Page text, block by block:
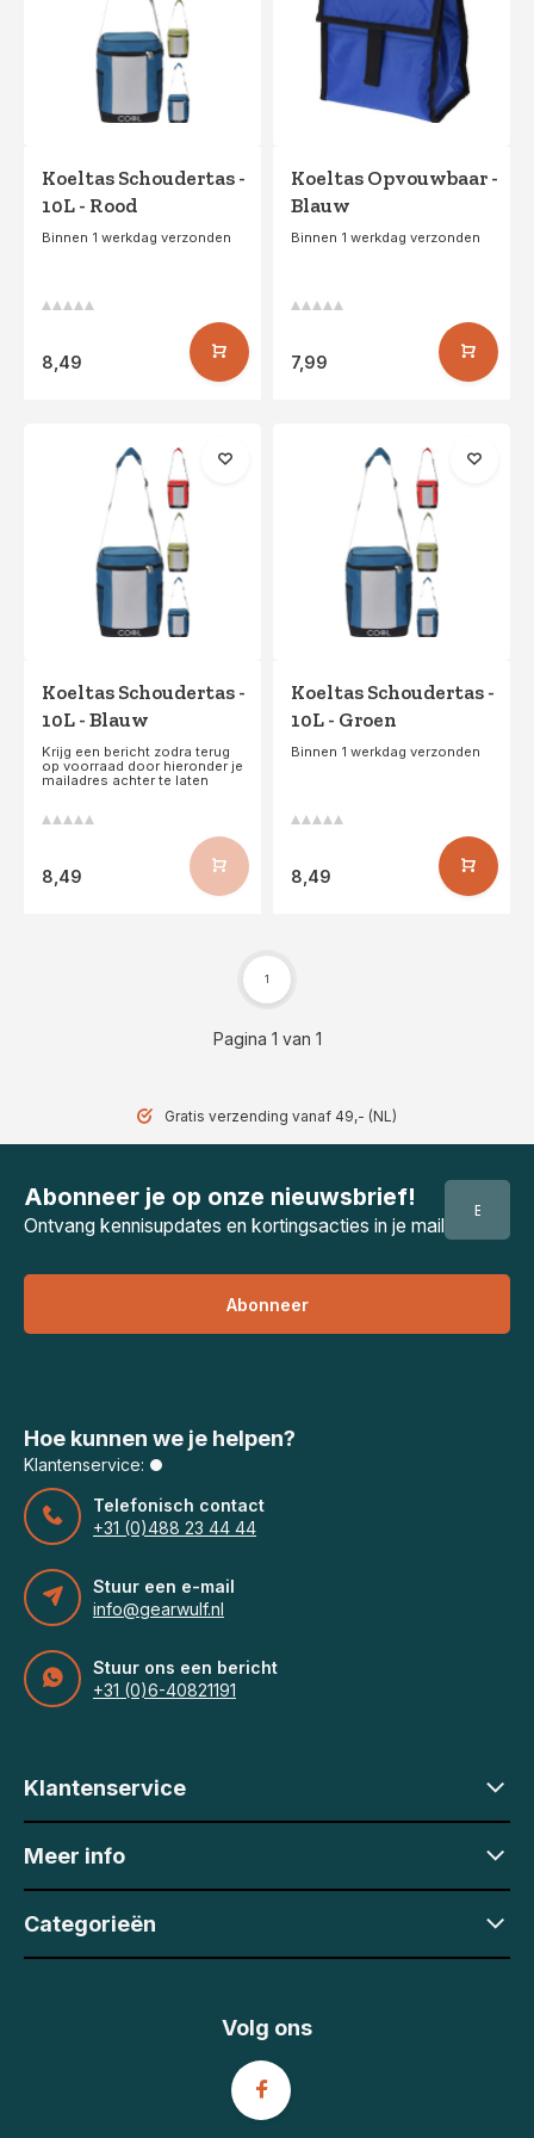
Koeltas Schoudertas -
10L - Rood
Binnen 1 werkdag verzonden
8,49
Koeltas Opvouwbaar -
Blauw
Binnen 1 werkdag verzonden
7,99
Koeltas Schoudertas -
10L - Blauw
Krijg een bericht zodra terug
op voorraad door hieronder je
mailadres achter te laten
8,49
Koeltas Schoudertas -
10L - Groen
Binnen 1 werkdag verzonden
8,49
Pagina 1 van 1
1
Gratis verzending vanaf 49,- (NL)
Abonneer je op onze nieuwsbrief!
Ontvang kennisupdates en kortingsacties in je mail
Abonneer
Hoe kunnen we je helpen?
Klantenservice:
Telefonisch contact
+31 (0)488 23 44 44
Stuur een e-mail
info@gearwulf.nl
Stuur ons een bericht
+31 (0)6-40821191
Klantenservice
Meer info
Categorieën
Volg ons